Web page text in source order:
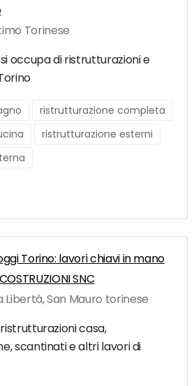
Torinese
occupa di ristrutturazioni e
ristrutturazione completa
ristrutturazione esterni
Torino: lavori chiavi in mano
SNC
Libertà, San Mauro torinese
casa,
scantinati e altri lavori di